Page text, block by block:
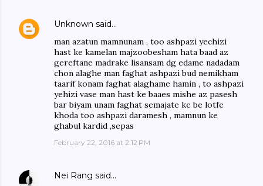
Unknown said…
man azatun mamnunam , too ashpazi yechizi
hast ke kamelan majzoobesham hata baad az
gereftane madrake lisansam dg edame nadadam
chon alaghe man faghat ashpazi bud nemikham
taarif konam faghat alaghame hamin , to ashpazi
yehizi vase man hast ke baaes mishe az pasesh
bar biyam unam faghat semajate ke be lotfe
khoda too ashpazi daramesh , mamnun ke
ghabul kardid ,sepas
February 22, 2016 at 2:12 PM
Nei Rang said…